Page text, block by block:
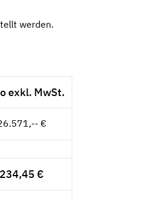
werden.
exkl. MwSt.
€
234,45 €